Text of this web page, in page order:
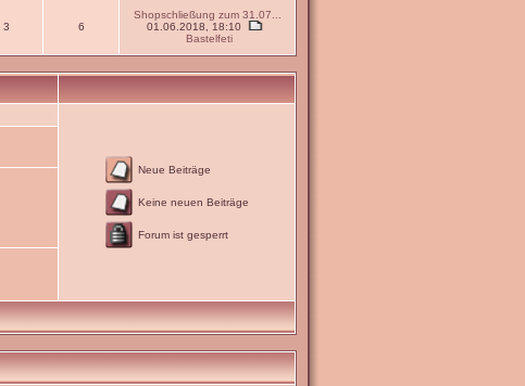
3 6
Shopschließung zum 31.07...
01.06.2018, 18:10
Bastelfeti
Neue Beiträge
Keine neuen Beiträge
Forum ist gesperrt